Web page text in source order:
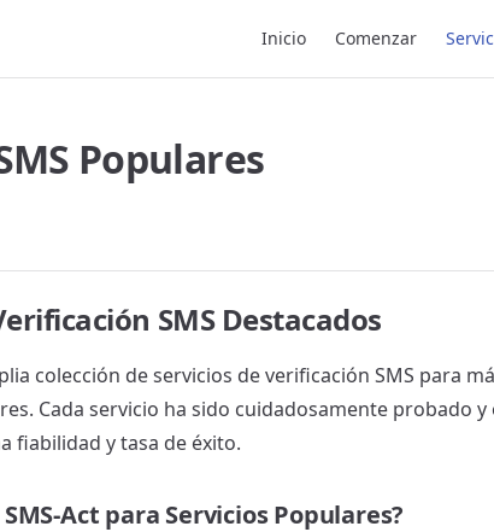
Inicio Comenzar
Populares
SMS Destacados
colección de servicios de verificación SMS para
Cada servicio ha sido cuidadosamente probado
fiabilidad y tasa de éxito.
Act para Servicios Populares?